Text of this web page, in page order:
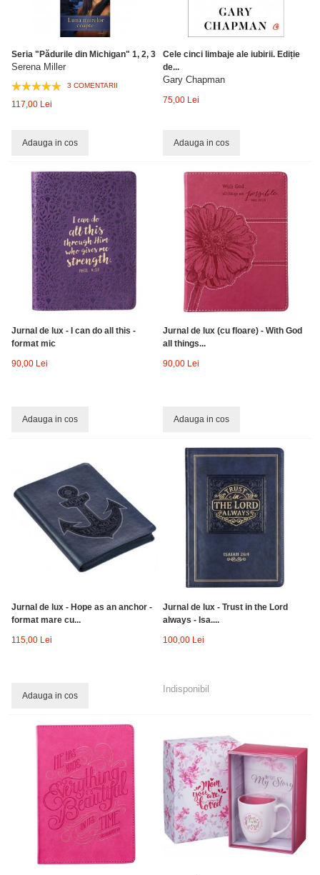
Seria "Pădurile din Michigan" 1, 2, 3
Serena Miller
3 COMENTARII
117,00 Lei
Adauga in cos
Cele cinci limbaje ale iubirii. Ediție
de...
Gary Chapman
75,00 Lei
Adauga in cos
Jurnal de lux - I can do all this -
format mic
90,00 Lei
Adauga in cos
Jurnal de lux (cu floare) - With God
all things...
90,00 Lei
Adauga in cos
Jurnal de lux - Hope as an anchor -
format mare cu...
115,00 Lei
Adauga in cos
Jurnal de lux - Trust in the Lord
always - Isa....
100,00 Lei
Indisponibil